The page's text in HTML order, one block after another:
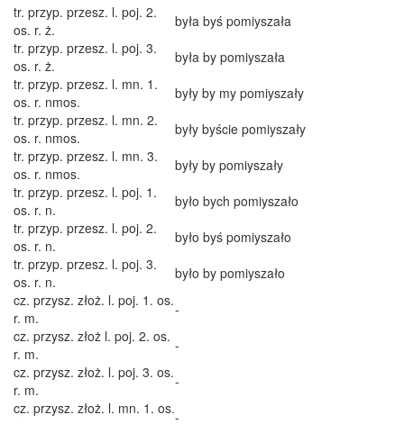
tr. przyp. przesz. l. poj. 2.
os. r. ż.
była byś pomiyszała
tr. przyp. przesz. l. poj. 3.
os. r. ż.
była by pomiyszała
tr. przyp. przesz. l. mn. 1.
os. r. nmos.
były by my pomiyszały
tr. przyp. przesz. l. mn. 2.
os. r. nmos.
były byście pomiyszały
tr. przyp. przesz. l. mn. 3.
os. r. nmos.
były by pomiyszały
tr. przyp. przesz. l. poj. 1.
os. r. n.
było bych pomiyszało
tr. przyp. przesz. l. poj. 2.
os. r. n.
było byś pomiyszało
tr. przyp. przesz. l. poj. 3.
os. r. n.
było by pomiyszało
cz. przysz. złoż. l. poj. 1. os.
r. m.
-
cz. przysz. złoż l. poj. 2. os.
r. m.
-
cz. przysz. złoż. l. poj. 3. os.
r. m.
-
cz. przysz. złoż. l. mn. 1. os.-